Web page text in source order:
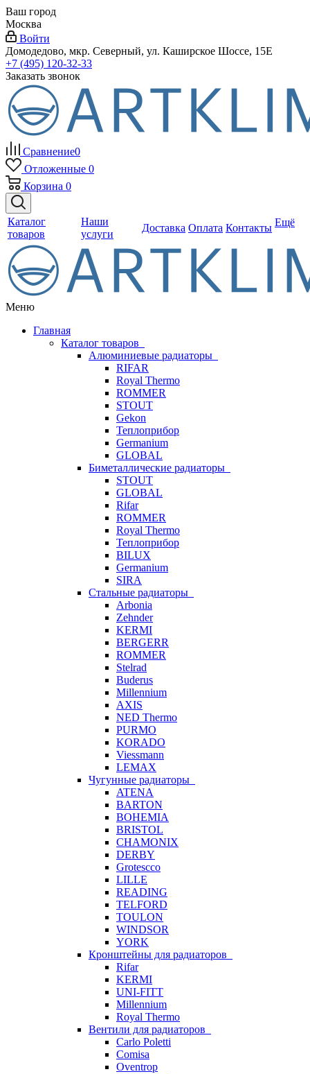
Ваш город
Москва
Войти
Домодедово, мкр. Северный, ул. Каширское Шоссе, 15Е
+7 (495) 120-32-33
Заказать звонок
Сравнение0
Отложенные 0
Корзина 0
Каталог
товаров
Наши
услуги
Доставка Оплата Контакты Ещё
Меню
Главная
Каталог товаров
Алюминиевые радиаторы
RIFAR
Royal Thermo
ROMMER
STOUT
Gekon
Теплоприбор
Germanium
GLOBAL
Биметаллические радиаторы
STOUT
GLOBAL
Rifar
ROMMER
Royal Thermo
Теплоприбор
BILUX
Germanium
SIRA
Стальные радиаторы
Arbonia
Zehnder
KERMI
BERGERR
ROMMER
Stelrad
Buderus
Millennium
AXIS
NED Thermo
PURMO
KORADO
Viessmann
LEMAX
Чугунные радиаторы
ATENA
BARTON
BOHEMIA
BRISTOL
CHAMONIX
DERBY
Grotescco
LILLE
READING
TELFORD
TOULON
WINDSOR
YORK
Кронштейны для радиаторов
Rifar
KERMI
UNI-FITT
Millennium
Royal Thermo
Вентили для радиаторов
Carlo Poletti
Comisa
Oventrop